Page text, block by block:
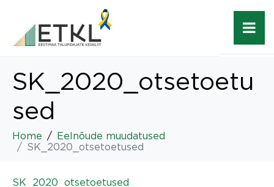
SK_2020_otsetoetu
sed
Home
Eelnõude muudatused
SK_2020_otsetoetused
SK_2020_otsetoetused